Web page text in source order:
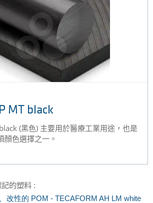
MT black
(黑色) 主要用於醫療工業用途，也是
顏色選擇之一。
的塑料 :
改性的 POM - TECAFORM AH LM white